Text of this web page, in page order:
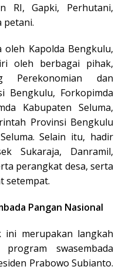
RI, Gapki, Perhutani,
petani.
oleh Kapolda Bengkulu,
oleh berbagai pihak,
Perekonomian dan
Bengkulu, Forkopimda
Kabupaten Seluma,
Provinsi Bengkulu
Selain itu, hadir
Sukaraja, Danramil,
perangkat desa, serta
setempat.
Pangan Nasional
ini merupakan langkah
swasembada
Prabowo Subianto.